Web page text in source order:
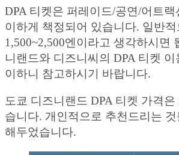
DPA 티켓은 퍼레이드/공연/어트
이하게 책정되어 있습니다. 일반
1,500~2,500엔이라고 생각하시면
니랜드와 디즈니씨의 DPA 티켓
이하니 참고하시기 바랍니다.
도쿄 디즈니랜드 DPA 티켓 가격
습니다. 개인적으로 추천드리는 것
해두었습니다.